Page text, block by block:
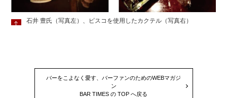
石井 豊氏（写真左）、ピスコを使用したカクテル（写真右）
バーをこよなく愛す、バーファンのためのWEBマガジ
ン
BAR TIMES の TOP へ戻る